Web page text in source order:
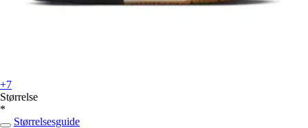
+7
Størrelse
*
Størrelsesguide